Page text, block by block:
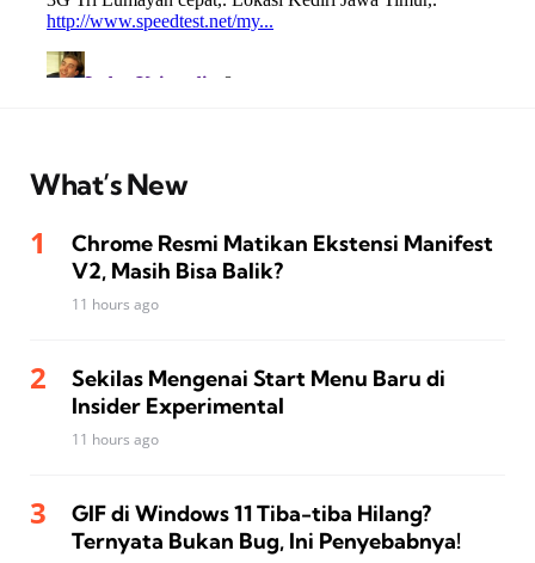
What’s New
Chrome Resmi Matikan Ekstensi Manifest
V2, Masih Bisa Balik?
11 hours ago
Sekilas Mengenai Start Menu Baru di
Insider Experimental
11 hours ago
GIF di Windows 11 Tiba-tiba Hilang?
Ternyata Bukan Bug, Ini Penyebabnya!